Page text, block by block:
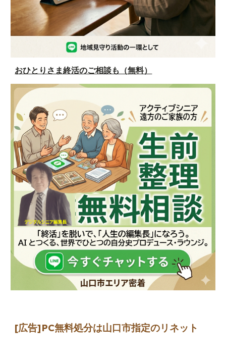
おひとりさま終活のご相談も（無料）
[広告]PC無料処分は山口市指定のリネット